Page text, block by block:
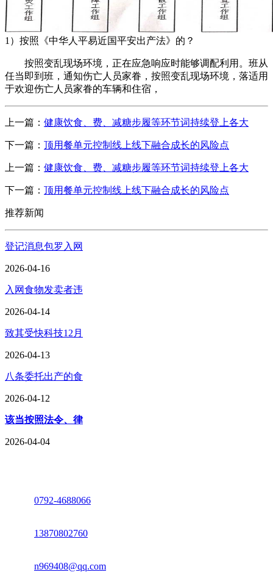
1）按照《中华人平易近国平安出产法》的？
按照变乱现场环境，正在应急响应时能够调配利用。班从
任当即到班，通知伤亡人员家眷，按照变乱现场环境，落适用
于欢迎伤亡人员家眷的车辆和住宿，
上一篇： 健康饮食、费、减糖步履等环节词持续登上各大
下一篇： 顶用餐单元控制线上线下融合成长的风险点
上一篇： 健康饮食、费、减糖步履等环节词持续登上各大
下一篇： 顶用餐单元控制线上线下融合成长的风险点
推荐新闻
登记消息包罗入网
2026-04-16
入网食物发卖者违
2026-04-14
致其受快科技12月
2026-04-13
八条委托出产的食
2026-04-12
该当按照法令、律
2026-04-04
0792-4688066
13870802760
n969408@qq.com